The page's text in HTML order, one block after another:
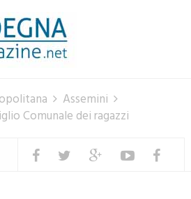
Assemini
Comunale dei ragazzi